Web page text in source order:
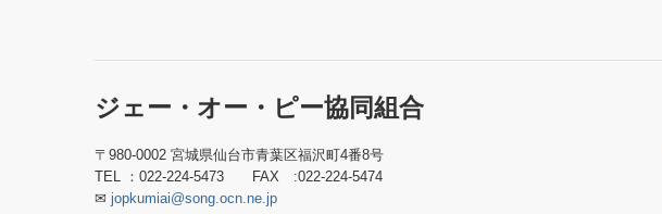
ジェー・オー・ピー協同組合
〒980-0002 宮城県仙台市青葉区福沢町4番8号
TEL ：022-224-5473 FAX :022-224-5474
✉ jopkumiai@song.ocn.ne.jp